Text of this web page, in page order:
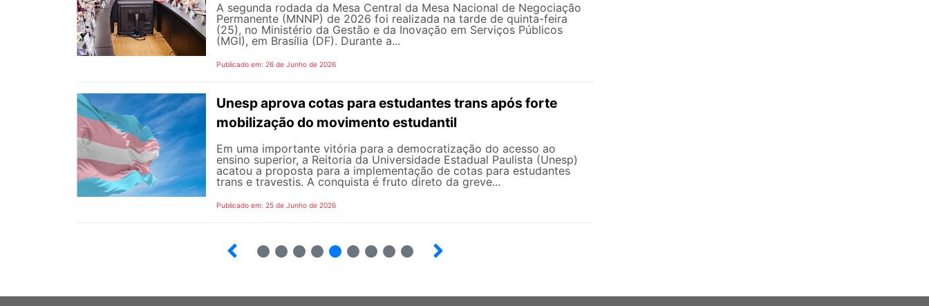
A segunda rodada da Mesa Central da Mesa Nacional de Negociação
Permanente (MNNP) de 2026 foi realizada na tarde de quinta-feira
(25), no Ministério da Gestão e da Inovação em Serviços Públicos
(MGI), em Brasília (DF). Durante a...
Publicado em: 26 de Junho de 2026
Unesp aprova cotas para estudantes trans após forte
mobilização do movimento estudantil
Em uma importante vitória para a democratização do acesso ao
ensino superior, a Reitoria da Universidade Estadual Paulista (Unesp)
acatou a proposta para a implementação de cotas para estudantes
trans e travestis. A conquista é fruto direto da greve...
Publicado em: 25 de Junho de 2026